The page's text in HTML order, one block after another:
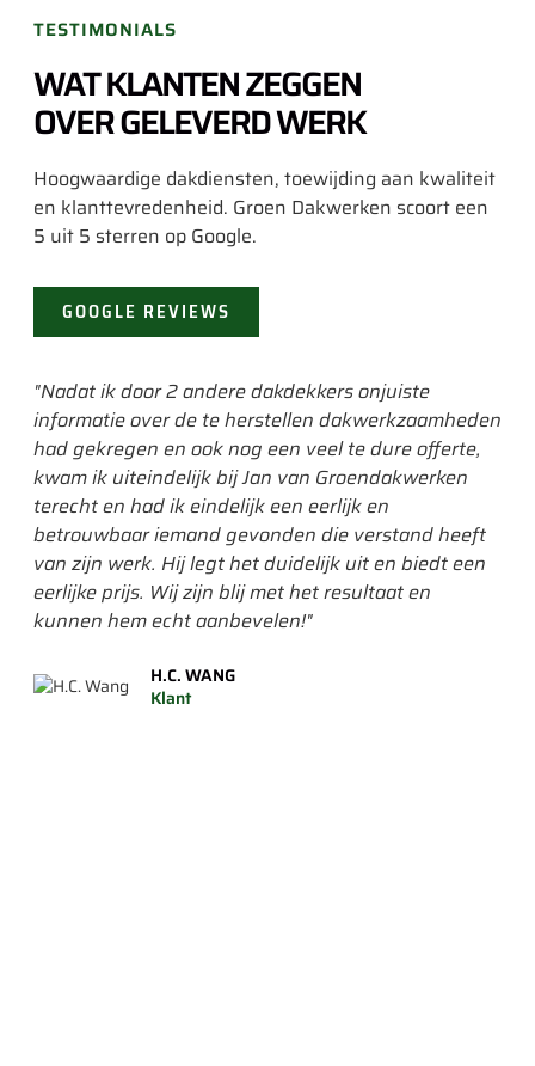
TESTIMONIALS
WAT KLANTEN ZEGGEN
OVER GELEVERD WERK
Hoogwaardige dakdiensten, toewijding aan kwaliteit
en klanttevredenheid. Groen Dakwerken scoort een
5 uit 5 sterren op Google.
GOOGLE REVIEWS
"Nadat ik door 2 andere dakdekkers onjuiste
informatie over de te herstellen dakwerkzaamheden
had gekregen en ook nog een veel te dure offerte,
kwam ik uiteindelijk bij Jan van Groendakwerken
terecht en had ik eindelijk een eerlijk en
betrouwbaar iemand gevonden die verstand heeft
van zijn werk. Hij legt het duidelijk uit en biedt een
eerlijke prijs. Wij zijn blij met het resultaat en
kunnen hem echt aanbevelen!"
H.C. WANG
Klant